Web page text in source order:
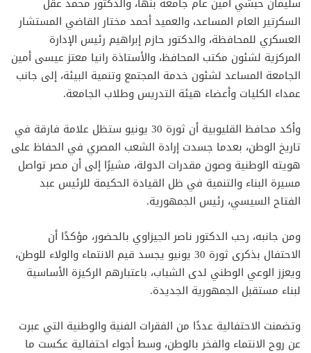
السكرتير العام المساعد، والعميد أحمد مختار القاضي المستشار
العسكري للمحافظة، والدكتور حازم إبراهيم رئيس الإدارة
المركزية لشئون مكتب المحافظ، والأستاذة رانيا معتز عيسى أمين
الجامعة المساعد لشئون خدمة المجتمع وتنمية البيئة، إلى جانب
عمداء الكليات وأعضاء هيئة التدريس وطلاب الجامعة.
وأكد محافظ القليوبية أن ثورة 30 يونيو ستظل علامة فارقة في
تاريخ الوطن، بعدما جسدت إرادة الشعب المصري في الحفاظ على
هويته الوطنية وصون مقدرات الدولة، مشيرًا إلى أن مصر تواصل
مسيرة البناء والتنمية في ظل القيادة الحكيمة للرئيس عبد
الفتاح السيسي، رئيس الجمهورية.
ومن جانبه، رحب الدكتور ناصر الجيزاوي بالحضور، مؤكدًا أن
الاحتفال بذكرى ثورة 30 يونيو يجسد قيم الانتماء والولاء للوطن،
ويعزز الوعي الوطني لدى الشباب، باعتبارهم الركيزة الأساسية
لبناء مستقبل الجمهورية الجديدة.
وتضمنت الاحتفالية عددًا من الفقرات الفنية والوطنية التي عبرت
عن روح الانتماء والفخر بالوطن، وسط أجواء احتفالية عكست ما